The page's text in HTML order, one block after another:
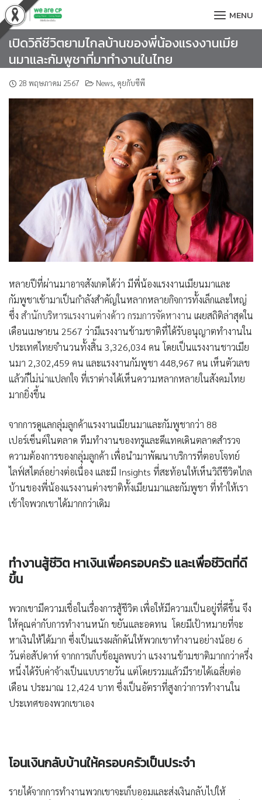
Skip
to
content
MENU
เปิดวิถีชีวิตยามไกลบ้านของพี่น้องแรงงานเมีย
นมาและกัมพูชาที่มาทำงานในไทย
28 พฤษภาคม 2567 News, คุยกับซีพี
หลายปีที่ผ่านมาอาจสังเกตได้ว่า มีพี่น้องแรงงานเมียนมาและ
กัมพูชาเข้ามาเป็นกำลังสำคัญในหลากหลายกิจการทั้งเล็กและใหญ่
ซึ่ง สำนักบริหารแรงงานต่างด้าว กรมการจัดหางาน เผยสถิติล่าสุดใน
เดือนเมษายน 2567 ว่ามีแรงงานข้ามชาติที่ได้รับอนุญาตทำงานใน
ประเทศไทยจำนวนทั้งสิ้น 3,326,034 คน โดยเป็นแรงงานชาวเมีย
นมา 2,302,459 คน และแรงงานกัมพูชา 448,967 คน เห็นตัวเลข
แล้วก็ไม่น่าแปลกใจ ที่เราต่างได้เห็นความหลากหลายในสังคมไทย
มากยิ่งขึ้น
จากการดูแลกลุ่มลูกค้าแรงงานเมียนมาและกัมพูชากว่า 88
เปอร์เซ็นต์ในตลาด ทีมทำงานของทรูและดีแทคเดินตลาดสำรวจ
ความต้องการของกลุ่มลูกค้า เพื่อนำมาพัฒนาบริการที่ตอบโจทย์
ไลฟ์สไตล์อย่างต่อเนื่อง และมี Insights ที่สะท้อนให้เห็นวิถีชีวิตไกล
บ้านของพี่น้องแรงงานต่างชาติทั้งเมียนมาและกัมพูชา ที่ทำให้เรา
เข้าใจพวกเขาได้มากกว่าเดิม
ทำงานสู้ชีวิต หาเงินเพื่อครอบครัว และเพื่อชีวิตที่ดี
ขึ้น
พวกเขามีความเชื่อในเรื่องการสู้ชีวิต เพื่อให้มีความเป็นอยู่ที่ดีขึ้น จึง
ให้คุณค่ากับการทำงานหนัก ขยันและอดทน โดยมีเป้าหมายที่จะ
หาเงินให้ได้มาก ซึ่งเป็นแรงผลักดันให้พวกเขาทำงานอย่างน้อย 6
วันต่อสัปดาห์ จากการเก็บข้อมูลพบว่า แรงงานข้ามชาติมากกว่าครึ่ง
หนึ่งได้รับค่าจ้างเป็นแบบรายวัน แต่โดยรวมแล้วมีรายได้เฉลี่ยต่อ
เดือน ประมาณ 12,424 บาท ซึ่งเป็นอัตราที่สูงกว่าการทำงานใน
ประเทศของพวกเขาเอง
โอนเงินกลับบ้านให้ครอบครัวเป็นประจำ
รายได้จากการทำงานพวกเขาจะเก็บออมและส่งเงินกลับไปให้